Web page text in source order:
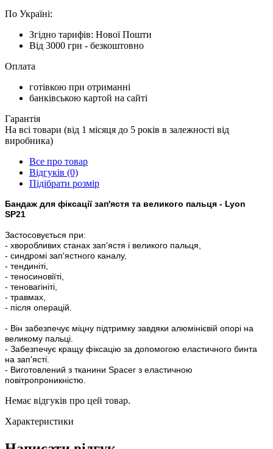
По Україні:
Згідно тарифів: Нової Пошти
Від 3000 грн - безкоштовно
Оплата
готівкою при отриманні
банківською картой на сайті
Гарантія
На всі товари (від 1 місяця до 5 років в залежності від
виробника)
Все про товар
Відгуків (0)
Підібрати розмір
Бандаж для фіксації зап'ястя та великого пальця - Lyon
SP21
Застосовується при:
- хворобливих станах зап'ястя і великого пальця,
- синдромі зап'ястного каналу,
- тендиніті,
- теносиновіїті,
- теновагініті,
- травмах,
- після операцій.
- Він забезпечує міцну підтримку завдяки алюмінієвій опорі на
великому пальці.
- Забезпечує кращу фіксацію за допомогою еластичного бинта
на зап'ясті.
- Виготовлений з тканини Spacer з еластичною
повітропроникністю.
Немає відгуків про цей товар.
Характеристики